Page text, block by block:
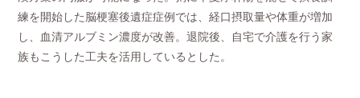
練を開始した脳梗塞後遺症症例では、経口摂取量や体重が増加
し、血清アルブミン濃度が改善。退院後、自宅で介護を行う家
族もこうした工夫を活用しているとした。